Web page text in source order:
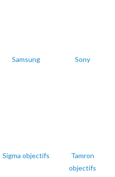
Samsung Sony
Sigma objectifs
Tamron
objectifs